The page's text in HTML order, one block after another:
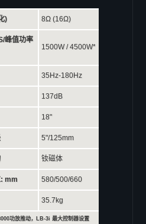
) 8Ω (16Ω)
峰值功率
1500W / 4500W*
35Hz-180Hz
137dB
18"
5"/125mm
钕磁体
: mm 580/500/660
35.7kg
功放推动，LB-3i 最大控制器设置